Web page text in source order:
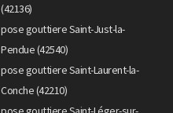
(42136)
pose gouttiere Saint-Just-la-
Pendue (42540)
pose gouttiere Saint-Laurent-la-
Conche (42210)